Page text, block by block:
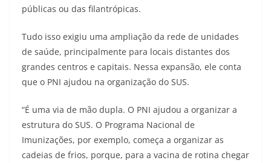
públicas ou das filantrópicas.
Tudo isso exigiu uma ampliação da rede de unidades
de saúde, principalmente para locais distantes dos
grandes centros e capitais. Nessa expansão, ele conta
que o PNI ajudou na organização do SUS.
“É uma via de mão dupla. O PNI ajudou a organizar a
estrutura do SUS. O Programa Nacional de
Imunizações, por exemplo, começa a organizar as
cadeias de frios, porque, para a vacina de rotina chegar